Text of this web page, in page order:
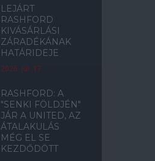
LEJÁRT
RASHFORD
KIVÁSÁRLÁSI
ZÁRADÉKÁNAK
HATÁRIDEJE
2026. júl. 17.
RASHFORD: A
"SENKI FÖLDJÉN"
JÁR A UNITED, AZ
ÁTALAKULÁS
MÉG EL SE
KEZDŐDÖTT